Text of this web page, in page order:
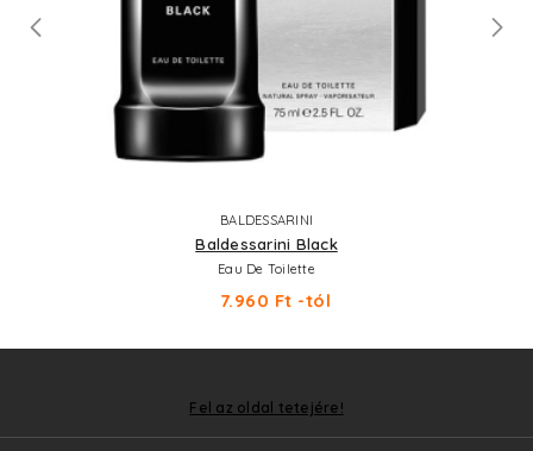
BALDESSARINI
Baldessarini Black
Eau De Toilette
7.960 Ft -tól
Fel az oldal tetejére!